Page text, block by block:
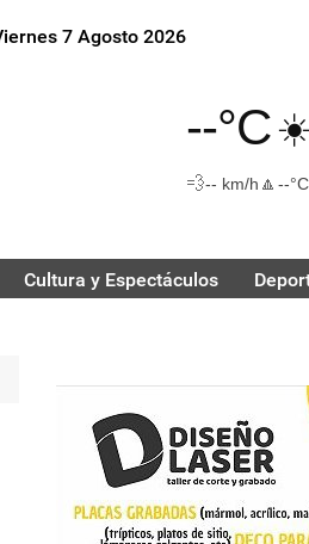
7 Agosto 2026
--°C☀️
💨-- km/h 🔼 --°C
Cultura y Espectáculos